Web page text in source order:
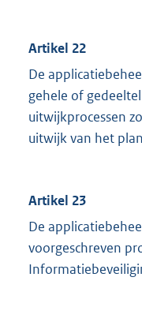
Artikel 22
De
gehele of
uitwijkprocessen
uitwijk van het
Artikel 23
De
voorgeschreven